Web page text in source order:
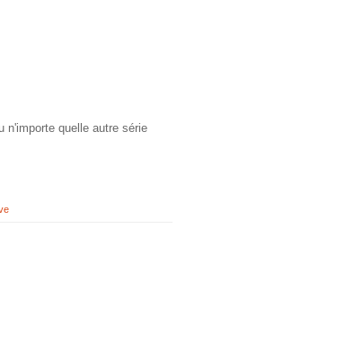
quelle autre série